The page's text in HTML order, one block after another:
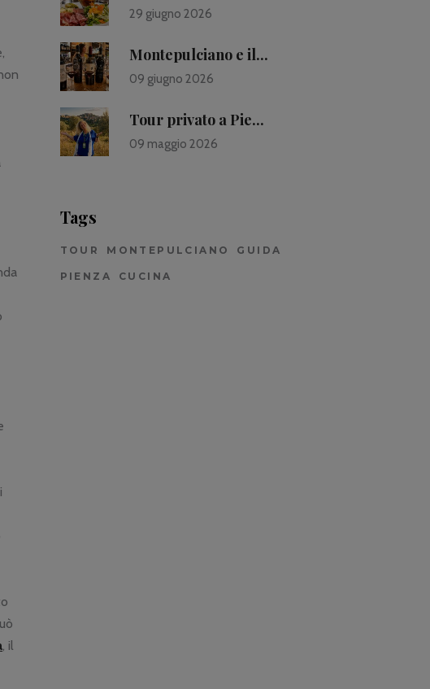
, il
29 giugno 2026
Montepulciano e il...
09 giugno 2026
Tour privato a Pie...
09 maggio 2026
Tags
TOUR MONTEPULCIANO GUIDA
PIENZA CUCINA